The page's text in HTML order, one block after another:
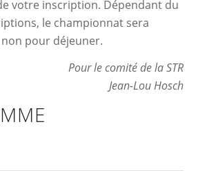
votre inscription. Dépendant du
le championnat sera
pour déjeuner.
Pour le comité de la STR
Jean-Lou Hosch